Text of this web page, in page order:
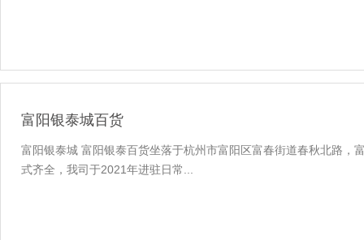
富阳银泰城百货
富阳银泰城 富阳银泰百货坐落于杭州市富阳区富春街道春秋北路
式齐全，我司于2021年进驻日常...